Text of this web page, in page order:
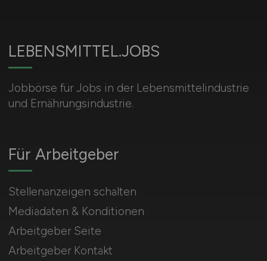
LEBENSMITTEL.JOBS
Jobbörse für Jobs in der Lebensmittelindustrie
und Ernährungsindustrie.
Für Arbeitgeber
Stellenanzeigen schalten
Mediadaten & Konditionen
Arbeitgeber Seite
Arbeitgeber Kontakt